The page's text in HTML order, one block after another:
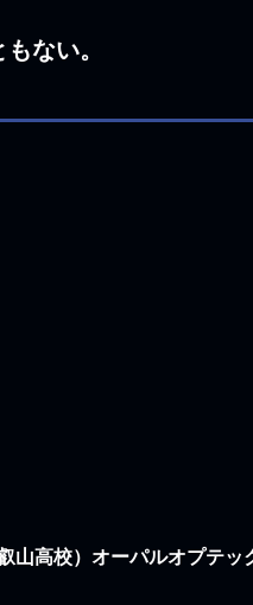
ない。
山高校）オーパルオプテッ